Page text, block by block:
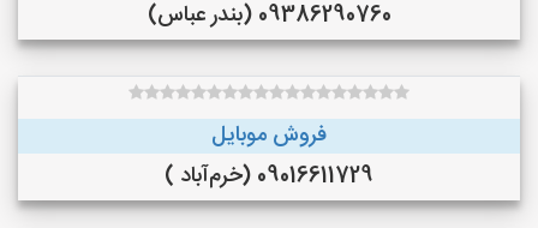
09386290760 (بندر عباس)
فروش موبایل
09016611729 (خرم‌آباد )